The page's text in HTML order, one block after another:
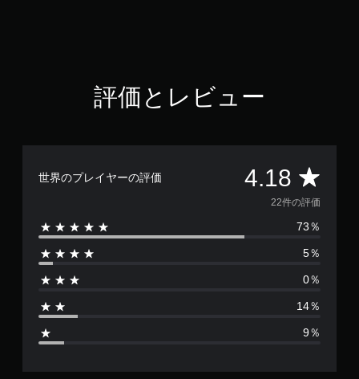
評価とレビュー
世界のプレイヤーの評価 4.18 評
価
数
は
2
22件の評価
73％
5％
0％
14％
9％